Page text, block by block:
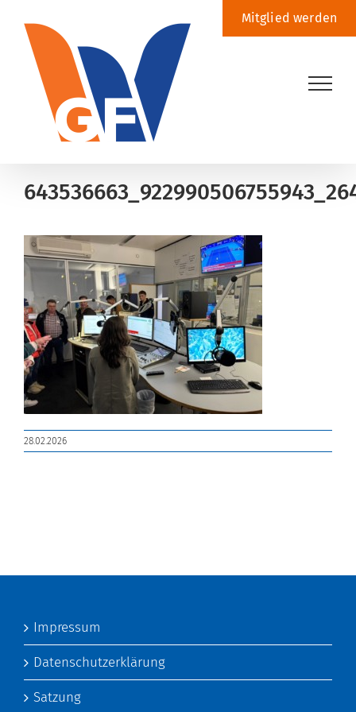
Inhalt
springen
Mitglied werden
28.02.2026
Impressum
Datenschutzerklärung
Satzung